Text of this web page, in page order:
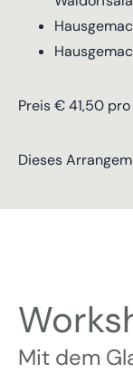
Preis € 41,50 pro
Dieses
Mit dem